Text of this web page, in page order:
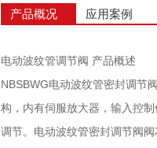
产品概况 应用案例
电动波纹管调节阀 产品概述
NBSBWG电动波纹管密封调节
构，内有伺服放大器，输入控
调节。电动波纹管密封调节阀